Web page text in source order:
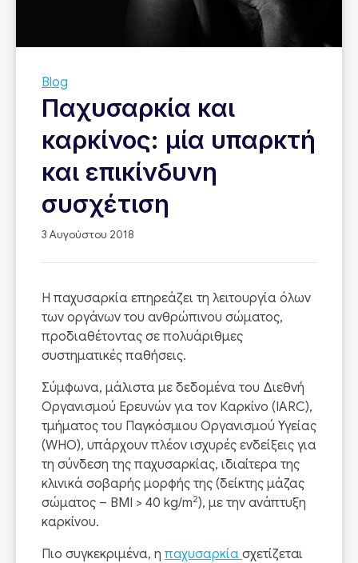
Blog
Παχυσαρκία και
καρκίνος: μία υπαρκτή
και επικίνδυνη
συσχέτιση
3 Αυγούστου 2018
Η παχυσαρκία επηρεάζει τη λειτουργία όλων
των οργάνων του ανθρώπινου σώματος,
προδιαθέτοντας σε πολυάριθμες
συστηματικές παθήσεις.
Σύμφωνα, μάλιστα με δεδομένα του Διεθνή
Οργανισμού Ερευνών για τον Καρκίνο (IARC),
τμήματος του Παγκόσμιου Οργανισμού Υγείας
(WHO), υπάρχουν πλέον ισχυρές ενδείξεις για
τη σύνδεση της παχυσαρκίας, ιδιαίτερα της
κλινικά σοβαρής μορφής της (δείκτης μάζας
σώματος – ΒΜΙ > 40 kg/m2), με την ανάπτυξη
καρκίνου.
Πιο συγκεκριμένα, η παχυσαρκία σχετίζεται